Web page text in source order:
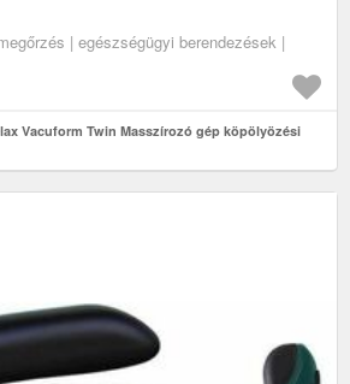
| egészségügyi berendezések |
Vacuform Twin Masszírozó gép köpölyözési